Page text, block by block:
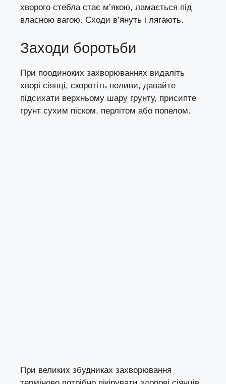
хворого стебла стає м’якою, ламається під
власною вагою. Сходи в’януть і лягають.
Заходи боротьби
При поодиноких захворюваннях видаліть
хворі сіянці, скоротіть поливи, давайте
підсихати верхньому шару грунту, присипте
грунт сухим піском, перлітом або попелом.
При великих збудниках захворювання